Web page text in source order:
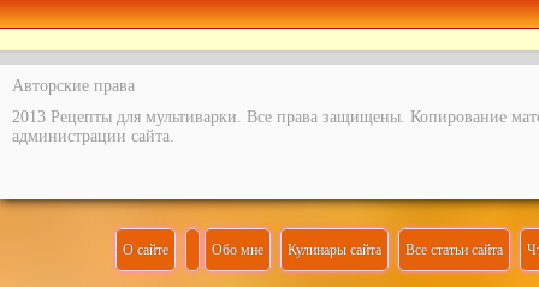
Авторские права
2013 Рецепты для мультиварки. Все права защищены. Копирование
администрации сайта.
О сайте Обо мне Кулинары сайта Все статьи сайта